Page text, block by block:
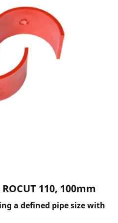
110, 100mm
a defined pipe size with